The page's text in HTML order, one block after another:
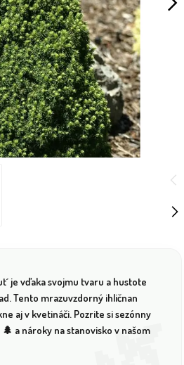
je vďaka svojmu tvaru a hustote
Tento mrazuvzdorný ihličnan
aj v kvetináči. Pozrite si sezónny
a nároky na stanovisko v našom